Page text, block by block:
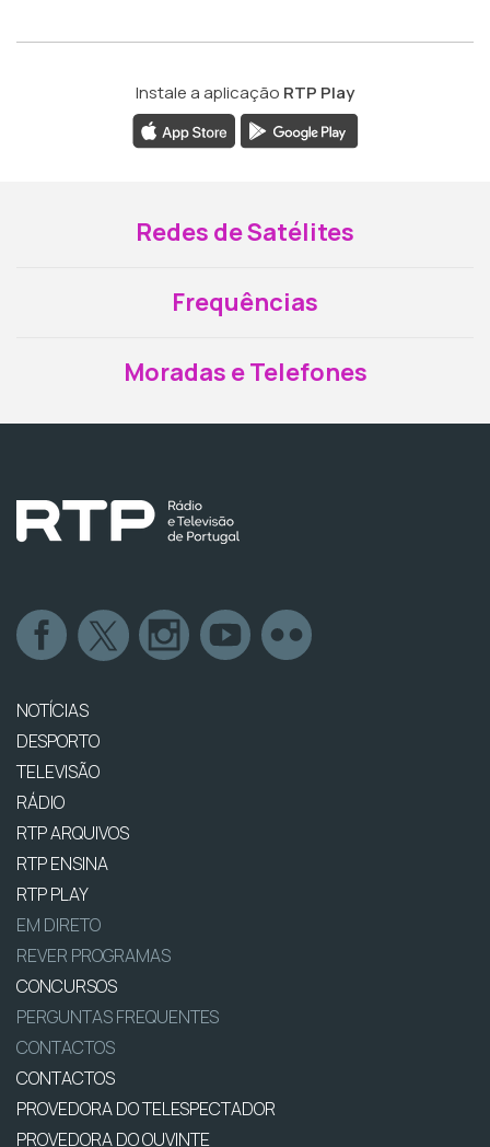
Instale a aplicação RTP Play
Redes de Satélites
Frequências
Moradas e Telefones
NOTÍCIAS
DESPORTO
TELEVISÃO
RÁDIO
RTP ARQUIVOS
RTP ENSINA
RTP PLAY
EM DIRETO
REVER PROGRAMAS
CONCURSOS
PERGUNTAS FREQUENTES
CONTACTOS
CONTACTOS
PROVEDORA DO TELESPECTADOR
PROVEDORA DO OUVINTE